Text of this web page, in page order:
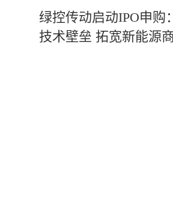
绿控传动启动IPO申购
技术壁垒 拓宽新能源